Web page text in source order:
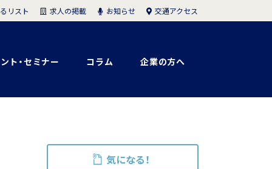
ト・セミナー コラム 企業の方へ
リスト 求人の掲載 お知らせ 交通アクセス
気になる！